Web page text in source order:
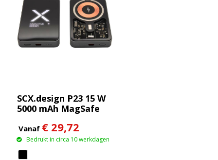
SCX.design P23 15 W
5000 mAh MagSafe
Vanaf € 29,72
Bedrukt in circa 10 werkdagen